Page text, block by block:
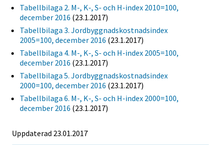
Tabellbilaga 2. M-, K-, S- och H-index 2010=100,
december 2016 (23.1.2017)
Tabellbilaga 3. Jordbyggnadskostnadsindex
2005=100, december 2016 (23.1.2017)
Tabellbilaga 4. M-, K-, S- och H-index 2005=100,
december 2016 (23.1.2017)
Tabellbilaga 5. Jordbyggnadskostnadsindex
2000=100, december 2016 (23.1.2017)
Tabellbilaga 6. M-, K-, S- och H-index 2000=100,
december 2016 (23.1.2017)
Uppdaterad 23.01.2017